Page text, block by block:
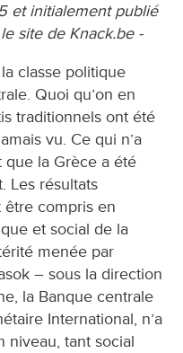
et initialement publié
site de Knack.be -
classe politique
Quoi qu’on en
traditionnels ont été
vu. Ce qui n’a
que la Grèce a été
Les résultats
être compris en
et social de la
menée par
– sous la direction
la Banque centrale
International, n’a
niveau, tant social